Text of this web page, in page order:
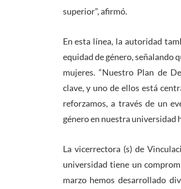
superior”, afirmó.
En esta línea, la autoridad
equidad de género, señalando
mujeres. “Nuestro Plan de
clave, y uno de ellos está
reforzamos, a través de un
género en nuestra universidad
La vicerrectora (s) de
universidad tiene un
marzo hemos desarrollado